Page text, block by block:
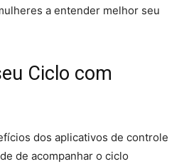
a entender melhor seu
Ciclo com
dos aplicativos de controle
de acompanhar o ciclo